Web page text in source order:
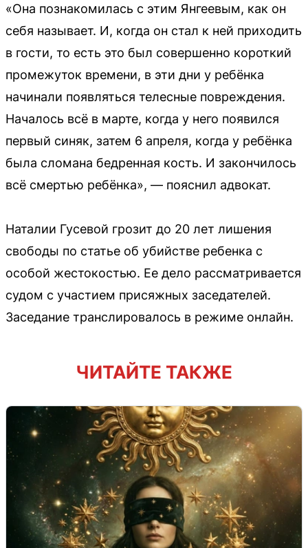
«Она познакомилась с этим Янгеевым, как он
себя называет. И, когда он стал к ней приходить
в гости, то есть это был совершенно короткий
промежуток времени, в эти дни у ребёнка
начинали появляться телесные повреждения.
Началось всё в марте, когда у него появился
первый синяк, затем 6 апреля, когда у ребёнка
была сломана бедренная кость. И закончилось
всё смертью ребёнка», — пояснил адвокат.
Наталии Гусевой грозит до 20 лет лишения
свободы по статье об убийстве ребенка с
особой жестокостью. Ее дело рассматривается
судом с участием присяжных заседателей.
Заседание транслировалось в режиме онлайн.
ЧИТАЙТЕ ТАКЖЕ